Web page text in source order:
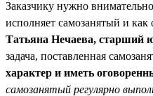
Заказчику нужно
исполняет самозанятый и как
Татьяна Нечаева, старший
задача, поставленная
характер и иметь
самозанятый регулярно